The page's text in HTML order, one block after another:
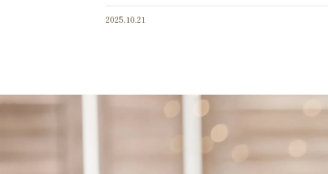
うのにびっくり！！寒暖差に振り回されて、
2025.10.21